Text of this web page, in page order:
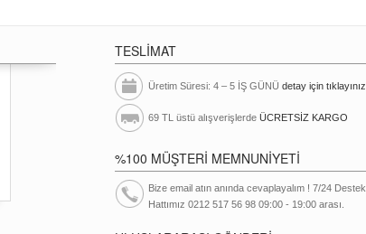
TESLİMAT
Üretim Süresi: 4 – 5 İŞ GÜNÜ detay için tıklayınız
69 TL üstü alışverişlerde ÜCRETSİZ KARGO
%100 MÜŞTERİ MEMNUNİYETİ
Bize email atın anında cevaplayalım ! 7/24 Destek
Hattımız 0212 517 56 98 09:00 - 19:00 arası.